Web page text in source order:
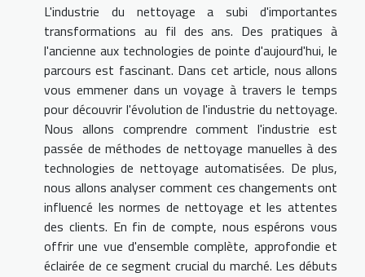
L'industrie du nettoyage a subi d'importantes
transformations au fil des ans. Des pratiques à
l'ancienne aux technologies de pointe d'aujourd'hui, le
parcours est fascinant. Dans cet article, nous allons
vous emmener dans un voyage à travers le temps
pour découvrir l'évolution de l'industrie du nettoyage.
Nous allons comprendre comment l'industrie est
passée de méthodes de nettoyage manuelles à des
technologies de nettoyage automatisées. De plus,
nous allons analyser comment ces changements ont
influencé les normes de nettoyage et les attentes
des clients. En fin de compte, nous espérons vous
offrir une vue d'ensemble complète, approfondie et
éclairée de ce segment crucial du marché. Les débuts